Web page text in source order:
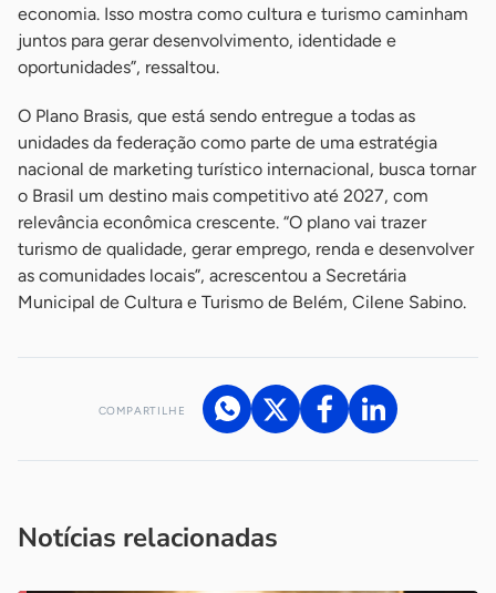
economia. Isso mostra como cultura e turismo caminham
juntos para gerar desenvolvimento, identidade e
oportunidades”, ressaltou.
O Plano Brasis, que está sendo entregue a todas as
unidades da federação como parte de uma estratégia
nacional de marketing turístico internacional, busca tornar
o Brasil um destino mais competitivo até 2027, com
relevância econômica crescente. “O plano vai trazer
turismo de qualidade, gerar emprego, renda e desenvolver
as comunidades locais”, acrescentou a Secretária
Municipal de Cultura e Turismo de Belém, Cilene Sabino.
COMPARTILHE
Notícias relacionadas